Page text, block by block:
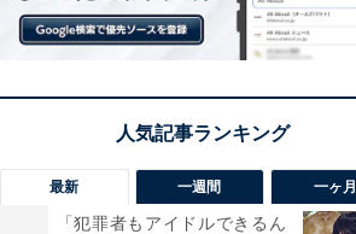
最新 一週間 一ヶ月
「犯罪者もアイドルできるん